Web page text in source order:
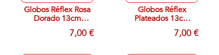
Globos Réflex Rosa
Dorado 13cm
Sempertex R5-968
7,00 €
Globos Réflex
Plateados 13cm
Sempertex R5-981
7,00 €